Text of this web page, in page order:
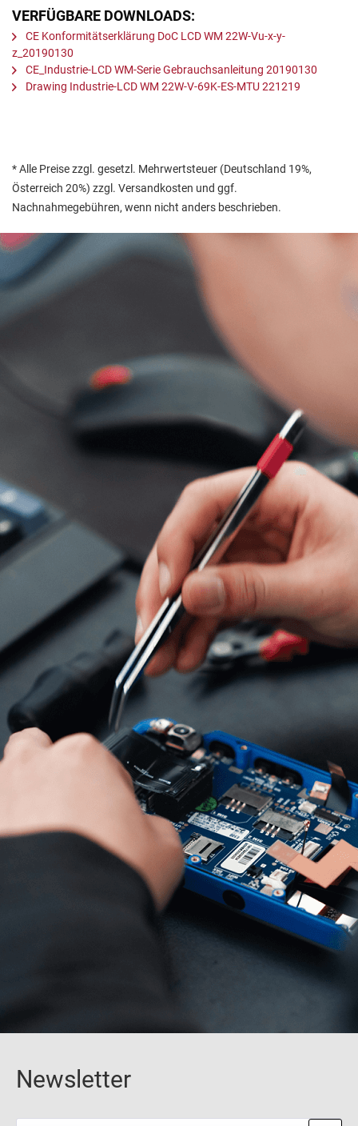
VERFÜGBARE DOWNLOADS:
CE Konformitätserklärung DoC LCD WM 22W-Vu-x-y-
z_20190130
CE_Industrie-LCD WM-Serie Gebrauchsanleitung 20190130
Drawing Industrie-LCD WM 22W-V-69K-ES-MTU 221219
* Alle Preise zzgl. gesetzl. Mehrwertsteuer (Deutschland 19%,
Österreich 20%) zzgl. Versandkosten und ggf.
Nachnahmegebühren, wenn nicht anders beschrieben.
Newsletter